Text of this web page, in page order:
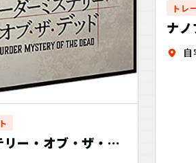
ー・オブ・ザ・デ
トレ
ナ
ト